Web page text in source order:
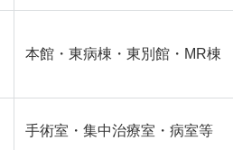
本館・東病棟・東別館・MR棟
手術室・集中治療室・病室等